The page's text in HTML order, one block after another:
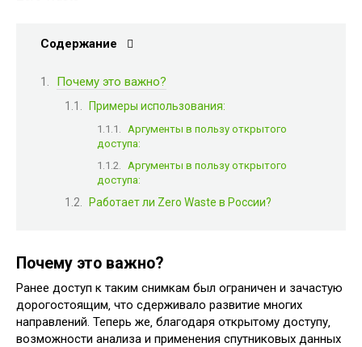
Содержание
Почему это важно?
Примеры использования:
Аргументы в пользу открытого
доступа:
Аргументы в пользу открытого
доступа:
Работает ли Zero Waste в России?
Почему это важно?
Ранее доступ к таким снимкам был ограничен и зачастую
дорогостоящим‚ что сдерживало развитие многих
направлений. Теперь же‚ благодаря открытому доступу‚
возможности анализа и применения спутниковых данных